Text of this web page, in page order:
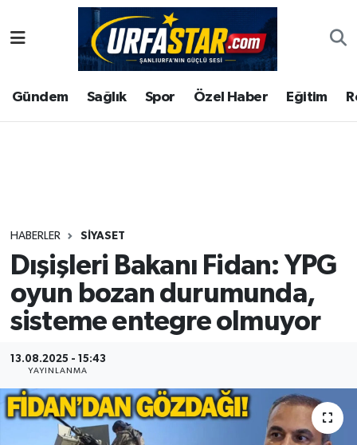
Gündem Sağlık Spor Özel Haber Eğitim
HABERLER SIYASET
Dışişleri Bakanı Fidan: YPG
oyun bozan durumunda,
sisteme entegre olmuyor
13.08.2025 - 15:43
YAYINLANMA
ASAYİS
ÇEVRE
Gündem
Kültür
Şanlıurfa Nöbetçi Eczaneler
Şanlıurfa Hava Durumu
Tüm Manşetler
Son Dakika Haberleri